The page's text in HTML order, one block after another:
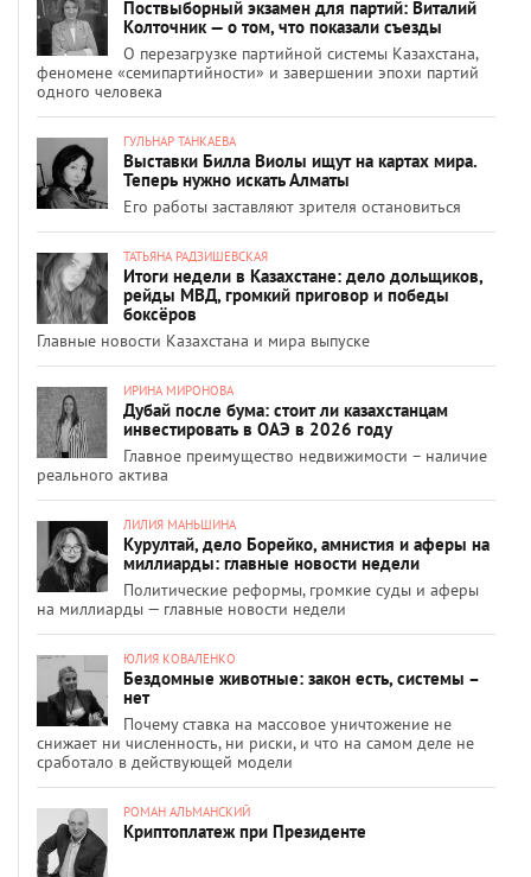
Поствыборный экзамен для партий: Виталий
Колточник — о том, что показали съезды
О перезагрузке партийной системы Казахстана,
феномене «семипартийности» и завершении эпохи партий
одного человека
ГУЛЬНАР ТАНКАЕВА
Выставки Билла Виолы ищут на картах мира.
Теперь нужно искать Алматы
Его работы заставляют зрителя остановиться
ТАТЬЯНА РАДЗИШЕВСКАЯ
Итоги недели в Казахстане: дело дольщиков,
рейды МВД, громкий приговор и победы
боксёров
Главные новости Казахстана и мира выпуске
ИРИНА МИРОНОВА
Дубай после бума: стоит ли казахстанцам
инвестировать в ОАЭ в 2026 году
Главное преимущество недвижимости – наличие
реального актива
ЛИЛИЯ МАНЬШИНА
Курултай, дело Борейко, амнистия и аферы на
миллиарды: главные новости недели
Политические реформы, громкие суды и аферы
на миллиарды — главные новости недели
ЮЛИЯ КОВАЛЕНКО
Бездомные животные: закон есть, системы –
нет
Почему ставка на массовое уничтожение не
снижает ни численность, ни риски, и что на самом деле не
сработало в действующей модели
РОМАН АЛЬМАНСКИЙ
Криптоплатеж при Президенте